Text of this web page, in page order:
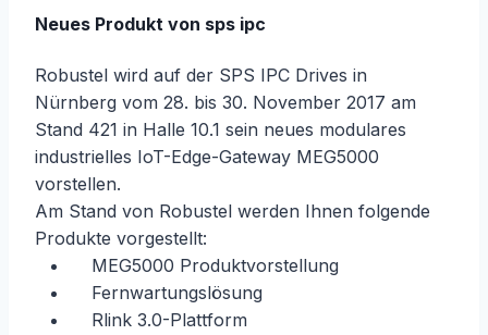
Neues Produkt von sps ipc
Robustel wird auf der SPS IPC Drives in
Nürnberg vom 28. bis 30. November 2017 am
Stand 421 in Halle 10.1 sein neues modulares
industrielles IoT-Edge-Gateway MEG5000
vorstellen.
Am Stand von Robustel werden Ihnen folgende
Produkte vorgestellt:
MEG5000 Produktvorstellung
Fernwartungslösung
Rlink 3.0-Plattform